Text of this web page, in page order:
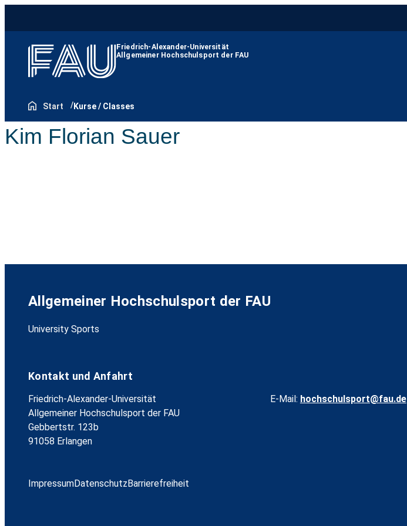
Friedrich-Alexander-Universität
Allgemeiner Hochschulsport der FAU
Start Kurse / Classes
Kim Florian Sauer
Allgemeiner Hochschulsport der FAU
University Sports
Kontakt und Anfahrt
Friedrich-Alexander-Universität
Allgemeiner Hochschulsport der FAU
Gebbertstr. 123b
91058 Erlangen
E-Mail: hochschulsport@fau.de
ImpressumDatenschutzBarrierefreiheit